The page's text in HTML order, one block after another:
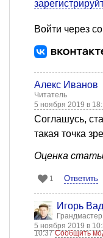
Войти через
Алекс Иванов
Читатель
5 ноября 2019 в
Соглашусь,
такая точка
Оценка
1 Ответить
Игорь
Грандмастер
5 ноября 2019 в
10:37Сообщить